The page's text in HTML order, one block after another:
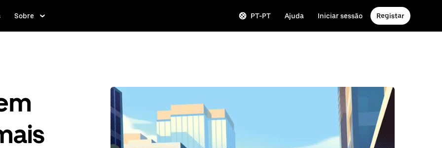
Sobre PT-PT Ajuda Iniciar sessão Registar